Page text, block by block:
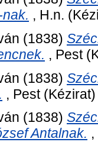
, H.n.
(1838)
, Pest
(1838)
, Pest (Kézirat)
(1838)
Antalnak.